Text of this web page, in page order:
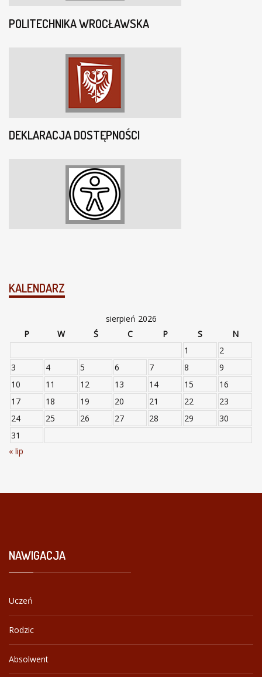
POLITECHNIKA WROCŁAWSKA
DEKLARACJA DOSTĘPNOŚCI
KALENDARZ
sierpień 2026
P
W Ś C P S
N
1
2
3
4 5 6 7 8
9
10
11 12 13 14 15
16
17
18 19 20 21 22
23
24
25 26 27 28 29
30
31
« lip
NAWIGACJA
Uczeń
Rodzic
Absolwent